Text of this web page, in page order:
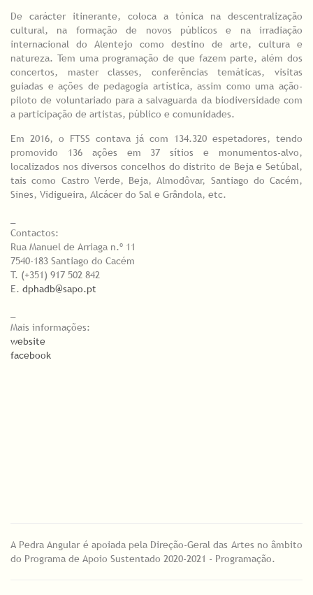
De carácter itinerante, coloca a tónica na descentralização
cultural, na formação de novos públicos e na irradiação
internacional do Alentejo como destino de arte, cultura e
natureza. Tem uma programação de que fazem parte, além dos
concertos, master classes, conferências temáticas, visitas
guiadas e ações de pedagogia artística, assim como uma ação-
piloto de voluntariado para a salvaguarda da biodiversidade com
a participação de artistas, público e comunidades.
Em 2016, o FTSS contava já com 134.320 espetadores, tendo
promovido 136 ações em 37 sítios e monumentos-alvo,
localizados nos diversos concelhos do distrito de Beja e Setúbal,
tais como Castro Verde, Beja, Almodôvar, Santiago do Cacém,
Sines, Vidigueira, Alcácer do Sal e Grândola, etc.
Contactos:
Rua Manuel de Arriaga n.º 11
7540-183 Santiago do Cacém
T. (+351) 917 502 842
E. dphadb@sapo.pt
Mais informações:
website
facebook
A Pedra Angular é apoiada pela Direção-Geral das Artes no âmbito
do Programa de Apoio Sustentado 2020-2021 - Programação.